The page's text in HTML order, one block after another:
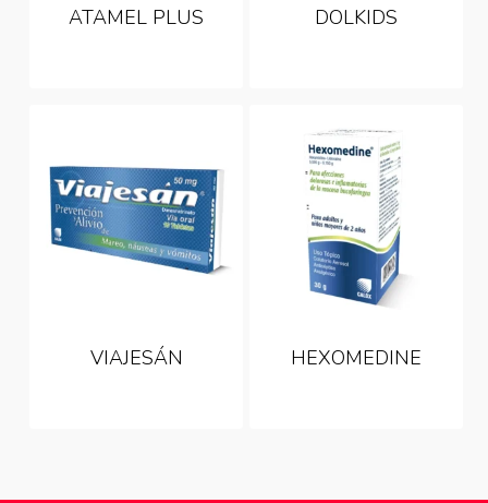
ATAMEL PLUS DOLKIDS
VIAJESÁN HEXOMEDINE